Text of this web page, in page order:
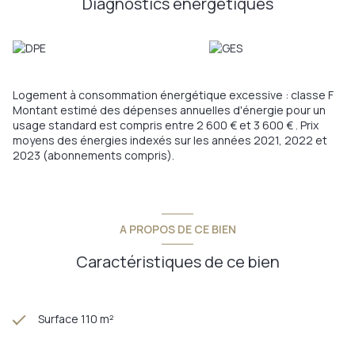
- en sous sol : environ 100m2 de caves et d'atelier + garage
granulés dans le séjour
CE QUI VA VOUS FAIRE CRAQUER:
- ses nombreuses dépendances et atelier
- son magnifique jardin arboré, avec peu de vis à vis
- sa grande terrasse plein sud
Enive de venir vous implanter à la campagne ? Dans une
maison avec une ame et une histoire ? Besoin d'espaces ?
Cette maison saura combler toutes vos attentes !
sont disponibles sur le siteGéorisques
Logement à consommation énergétique excessive : classe F
Montant estimé des dépenses annuelles d'énergie pour un
usage standard est compris entre 2 600 € et 3 600 € . Prix
moyens des énergies indexés sur les années 2021, 2022 et
2023 (abonnements compris).
A PROPOS DE CE BIEN
Caractéristiques de ce bien
Surface 110 m²